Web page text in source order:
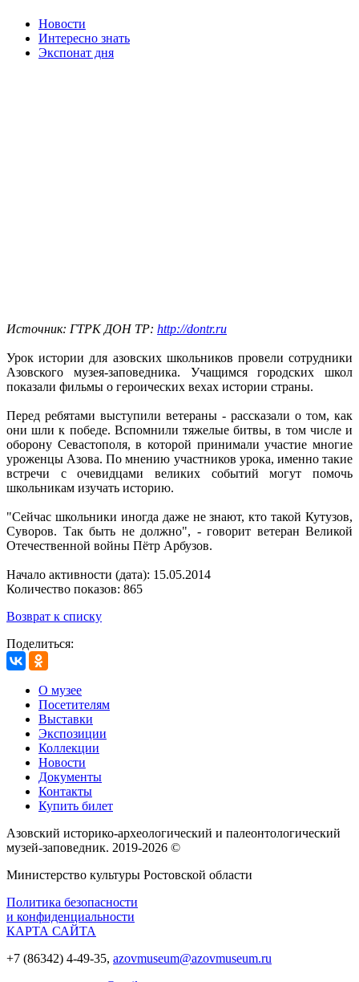
Новости
Интересно знать
Экспонат дня
Источник: ГТРК ДОН ТР: http://dontr.ru
Урок истории для азовских школьников провели сотрудники
Азовского музея-заповедника. Учащимся городских школ
показали фильмы о героических вехах истории страны.
Перед ребятами выступили ветераны - рассказали о том, как
они шли к победе. Вспомнили тяжелые битвы, в том числе и
оборону Севастополя, в которой принимали участие многие
уроженцы Азова. По мнению участников урока, именно такие
встречи с очевидцами великих событий могут помочь
школьникам изучать историю.
"Сейчас школьники иногда даже не знают, кто такой Кутузов,
Суворов. Так быть не должно", - говорит ветеран Великой
Отечественной войны Пётр Арбузов.
Начало активности (дата): 15.05.2014
Количество показов: 865
Возврат к списку
Поделиться:
О музее
Посетителям
Выставки
Экспозиции
Коллекции
Новости
Документы
Контакты
Купить билет
Азовский историко‑археологический и палеонтологический
музей‑заповедник. 2019-2026 ©
Министерство культуры Ростовской области
Политика безопасности
и конфиденциальности
КАРТА САЙТА
+7 (86342) 4-49-35, azovmuseum@azovmuseum.ru